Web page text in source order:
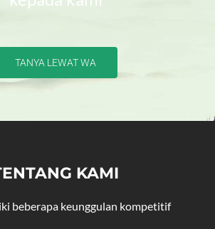
TANYA LEWAT WA
KAMI
beberapa keunggulan kompetitif